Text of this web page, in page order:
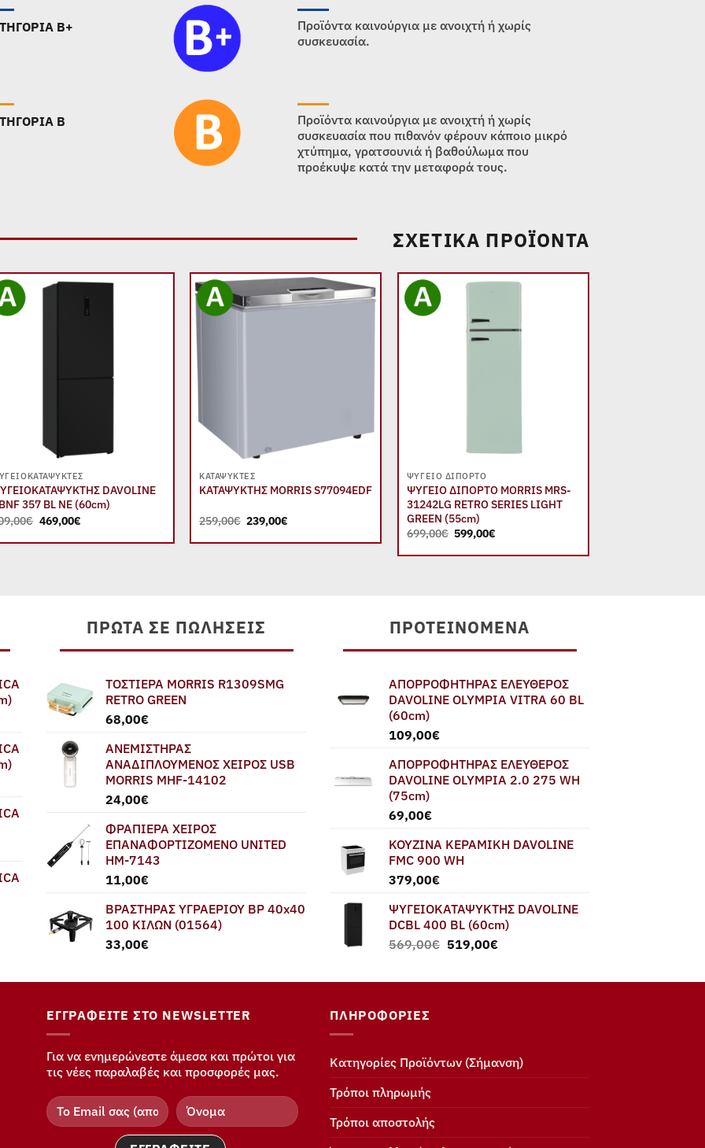
B+
Προϊόντα καινούργια με ανοιχτή ή χωρίς
συσκευασία.
B
Προϊόντα καινούργια με ανοιχτή ή χωρίς
συσκευασία που πιθανόν φέρουν κάποιο μικρό
χτύπημα, γρατσουνιά ή βαθούλωμα που
προέκυψε κατά την μεταφορά τους.
ΣΧΕΤΙΚΆ ΠΡΟΪΌΝΤΑ
DAVOLINE
357 BL NE (60cm)
€ Original
price
was:
469,00€Η
τιμή
ΚΑΤΑΨΎΚΤΕΣ
ΚΑΤΑΨΥΚΤΗΣ MORRIS S77094EDF
259,00€ Original
price
was:
239,00€Η
τιμή
ΨΥΓΕΊΟ ΔΊΠΟΡΤΟ
ΨΥΓΕΙΟ ΔΙΠΟΡΤΟ MORRIS MRS-
31242LG RETRO SERIES LIGHT
GREEN (55cm)
699,00€ Original
price
was:
599,00€Η
τιμή
ΠΡΏΤΑ ΣΕ ΠΩΛΉΣΕΙΣ
ΤΟΣΤΙΕΡΑ MORRIS R1309SMG
RETRO GREEN
68,00€
ΑΝΕΜΙΣΤΗΡΑΣ
ΑΝΑΔΙΠΛΟΥΜΕΝΟΣ ΧΕΙΡΟΣ USB
MORRIS MHF-14102
24,00€
ΦΡΑΠΙΕΡΑ ΧΕΙΡΟΣ
ΕΠΑΝΑΦΟΡΤΙΖΟΜΕΝΟ UNITED
HM-7143
11,00€
ΒΡΑΣΤΗΡΑΣ ΥΓΡΑΕΡΙΟΥ BP 40x40
100 ΚΙΛΩΝ (01564)
33,00€
ΠΡΟΤΕΙΝΌΜΕΝΑ
ΑΠΟΡΡΟΦΗΤΗΡΑΣ ΕΛΕΥΘΕΡΟΣ
DAVOLINE OLYMPIA VITRA 60 BL
(60cm)
109,00€
ΑΠΟΡΡΟΦΗΤΗΡΑΣ ΕΛΕΥΘΕΡΟΣ
DAVOLINE OLYMPIA 2.0 275 WH
(75cm)
69,00€
ΚΟΥΖΙΝΑ ΚΕΡΑΜΙΚΗ DAVOLINE
FMC 900 WH
379,00€
ΨΥΓΕΙΟΚΑΤΑΨΥΚΤΗΣ DAVOLINE
DCBL 400 BL (60cm)
569,00€ Original
519,00€Η
ΕΓΓΡΑΦΕΊΤΕ ΣΤΟ NEWSLETTER
Για να ενημερώνεστε άμεσα και πρώτοι για
τις νέες παραλαβές και προσφορές μας.
ΠΛΗΡΟΦΟΡΊΕΣ
Κατηγορίες Προϊόντων (Σήμανση)
Τρόποι πληρωμής
Τρόποι αποστολής